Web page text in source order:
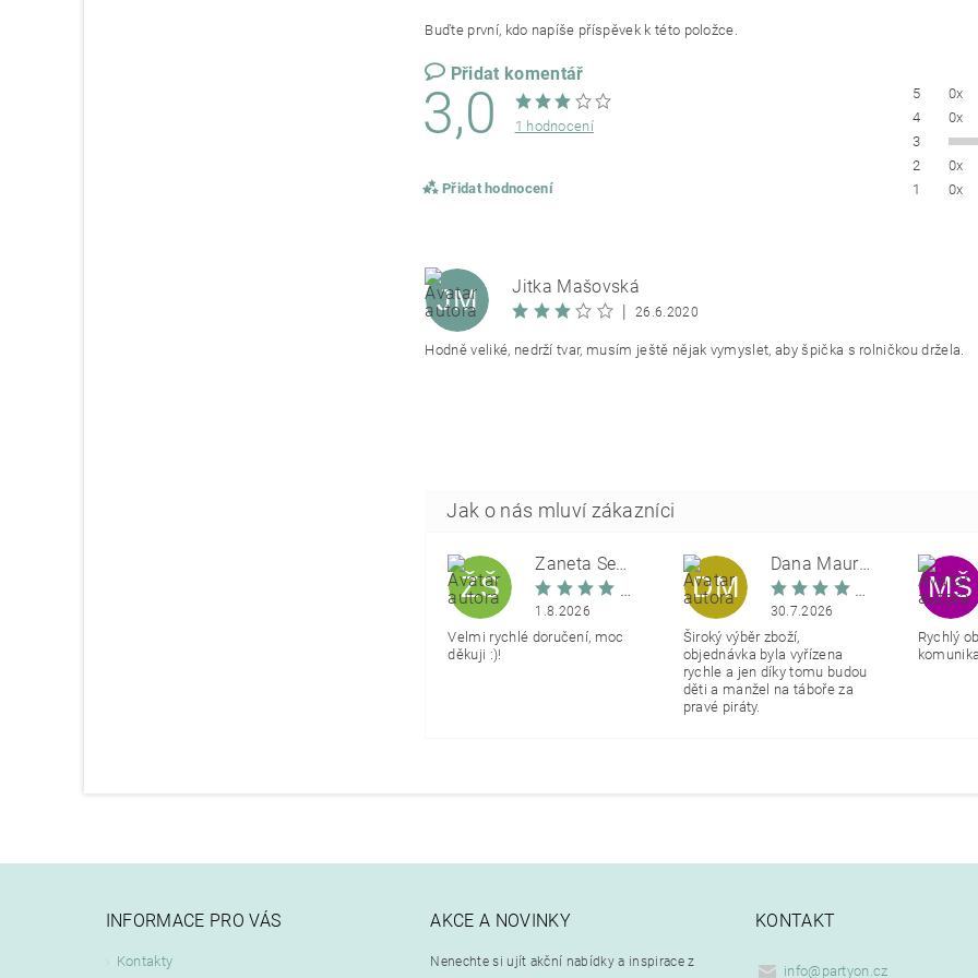
Buďte první, kdo napíše příspěvek k této položce.
Přidat komentář
3,0 1 hodnocení
Přidat hodnocení
5
0x
4
0x
3
2
0x
1
0x
JM
Jitka Mašovská
|
26.6.2020
Hodně veliké, nedrží tvar, musím ještě nějak vymyslet, aby špička s rolničkou držela.
ŽŠ
Žaneta Šemberová
1.8.2026
Velmi rychlé doručení, moc
děkuji :)!
DM
Dana Maurerová
30.7.2026
Široký výběr zboží,
objednávka byla vyřízena
rychle a jen díky tomu budou
děti a manžel na táboře za
pravé piráty.
MŠ
Rychlý
INFORMACE PRO VÁS
Kontakty
AKCE A NOVINKY
Nenechte si ujít akční nabídky a inspirace z
KONTAKT
info@ partyon.cz